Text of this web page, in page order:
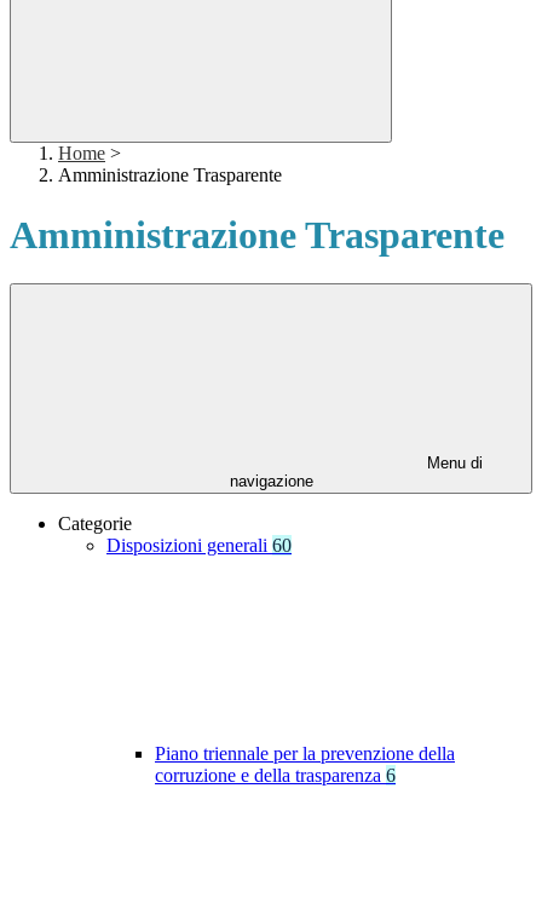
Home >
Amministrazione Trasparente
Amministrazione Trasparente
Menu di
navigazione
Categorie
Disposizioni generali 60
Piano triennale per la prevenzione della
corruzione e della trasparenza 6